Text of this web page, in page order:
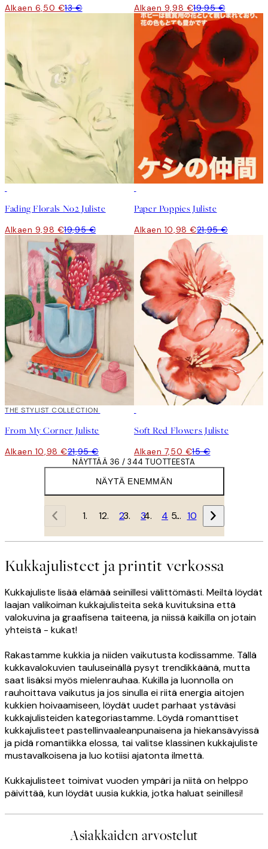
Alkaen 6,50 €13 € Alkaen 9,98 €19,95 €
Fading Florals No2 Juliste
Alkaen 9,98 €19,95 €
Paper Poppies Juliste
Alkaen 10,98 €21,95 €
50%*
THE STYLIST COLLECTION
From My Corner Juliste
Alkaen 10,98 €21,95 €
Soft Red Flowers Juliste
Alkaen 7,50 €15 €
NÄYTÄ ENEMMÄN
NÄYTTÄÄ 36 / 344 TUOTTEESTA
1 2 3 4 … 10
Kukkajulisteet ja printit verkossa
Kukkajuliste lisää elämää seinillesi välittömästi. Meiltä löydät
laajan valikoiman kukkajulisteita sekä kuvituksina että
valokuvina ja graafisena taiteena, ja niissä kaikilla on jotain
yhteistä - kukat!
Rakastamme kukkia ja niiden vaikutusta kodissamme. Tällä
kukkavalokuvien tauluseinällä pysyt trendikkäänä, mutta
saat lisäksi myös mielenrauhaa. Kukilla ja luonnolla on
rauhoittava vaikutus ja jos sinulla ei riitä energia aitojen
kukkien hoivaamiseen, löydät uudet parhaat ystäväsi
kukkajulisteiden kategoriastamme. Löydä romanttiset
kukkajulisteet pastellinvaaleanpunaisena ja hiekansävyissä
ja pidä romantiikka elossa, tai valitse klassinen kukkajuliste
mustavalkoisena ja luo kotiisi ajatonta ilmettä.
Kukkajulisteet toimivat vuoden ympäri ja niitä on helppo
päivittää, kun löydät uusia kukkia, jotka haluat seinillesi!
Asiakkaiden arvostelut